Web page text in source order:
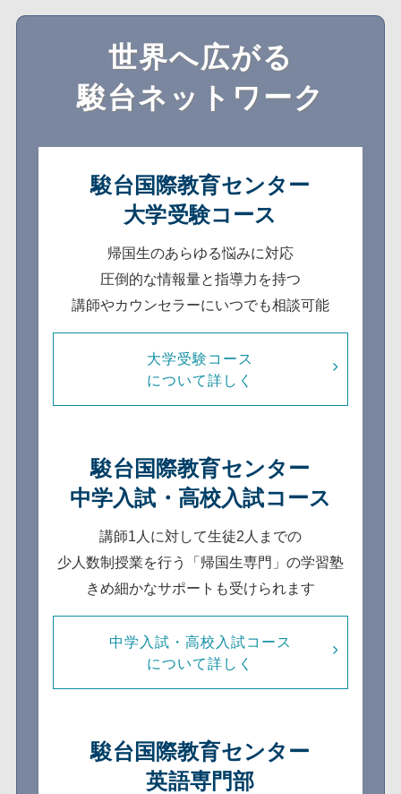
世界へ広がる
駿台ネットワーク
駿台国際教育センター
大学受験コース
帰国生のあらゆる悩みに対応
圧倒的な情報量と指導力を持つ
講師やカウンセラーにいつでも相談可能
大学受験コース
について詳しく
駿台国際教育センター
中学入試・高校入試コース
講師1人に対して生徒2人までの
少人数制授業を行う「帰国生専門」の学習塾
きめ細かなサポートも受けられます
中学入試・高校入試コース
について詳しく
駿台国際教育センター
英語専門部